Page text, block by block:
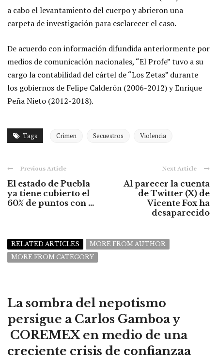
a cabo el levantamiento del cuerpo y abrieron una
carpeta de investigación para esclarecer el caso.
De acuerdo con información difundida anteriormente por
medios de comunicación nacionales, “El Profe” tuvo a su
cargo la contabilidad del cártel de “Los Zetas” durante
los gobiernos de Felipe Calderón (2006-2012) y Enrique
Peña Nieto (2012-2018).
Tags Crimen Secuestros Violencia
Previous Article
El estado de Puebla
ya tiene cubierto el
60% de puntos con ...
Next Article
Al parecer la cuenta
de Twitter (X) de
Vicente Fox ha
desaparecido
RELATED ARTICLES
MORE FROM AUTHOR
MORE FROM CATEGORY
La sombra del nepotismo
persigue a Carlos Gamboa y
COREMEX en medio de una
creciente crisis de confianzaa